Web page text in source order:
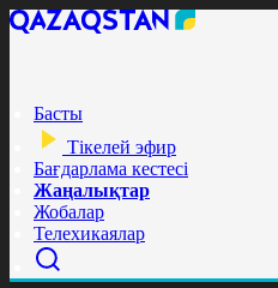
Басты
Тікелей эфир
Бағдарлама кестесі
Жаңалықтар
Жобалар
Телехикаялар